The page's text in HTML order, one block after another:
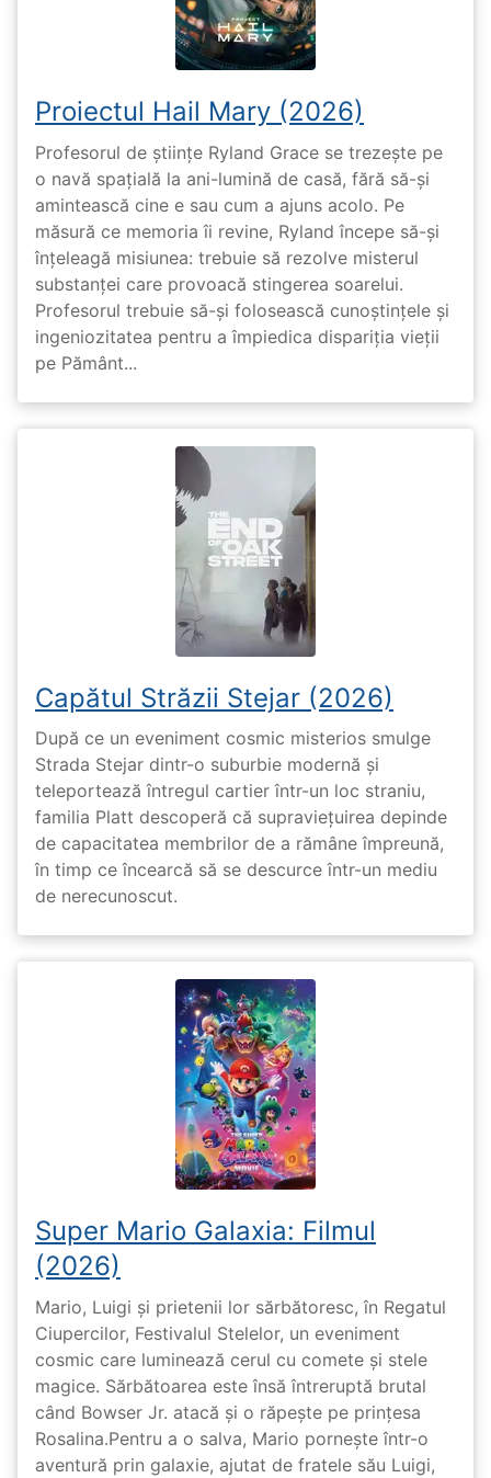
Proiectul Hail Mary (2026)
Profesorul de științe Ryland Grace se trezește pe
o navă spațială la ani-lumină de casă, fără să-și
amintească cine e sau cum a ajuns acolo. Pe
măsură ce memoria îi revine, Ryland începe să-și
înțeleagă misiunea: trebuie să rezolve misterul
substanței care provoacă stingerea soarelui.
Profesorul trebuie să-și folosească cunoștințele și
ingeniozitatea pentru a împiedica dispariția vieții
pe Pământ...
Capătul Străzii Stejar (2026)
După ce un eveniment cosmic misterios smulge
Strada Stejar dintr-o suburbie modernă și
teleportează întregul cartier într-un loc straniu,
familia Platt descoperă că supraviețuirea depinde
de capacitatea membrilor de a rămâne împreună,
în timp ce încearcă să se descurce într-un mediu
de nerecunoscut.
Super Mario Galaxia: Filmul
(2026)
Mario, Luigi și prietenii lor sărbătoresc, în Regatul
Ciupercilor, Festivalul Stelelor, un eveniment
cosmic care luminează cerul cu comete și stele
magice. Sărbătoarea este însă întreruptă brutal
când Bowser Jr. atacă și o răpește pe prinţesa
Rosalina.Pentru a o salva, Mario pornește într-o
aventură prin galaxie, ajutat de fratele său Luigi,